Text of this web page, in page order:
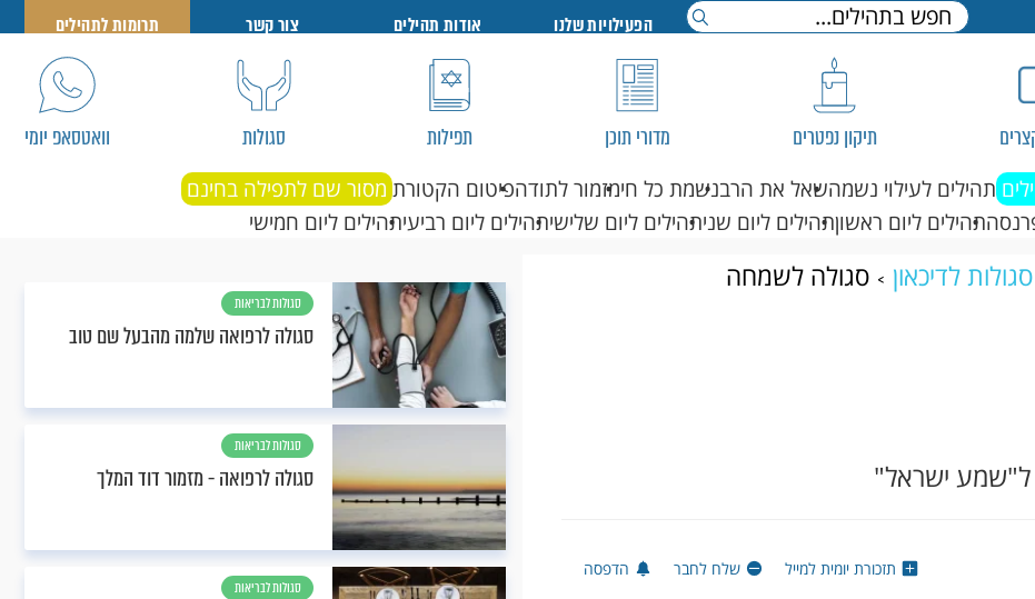
הפעילויות שלנו אודות תהילים צור קשר תרומות לתהילים
תיקון נפטרים מדורי תוכן תפילות סגולות וואטסאפ יומי
תהילים לעילוי נשמהשאל את הרבנשמת כל חימזמור לתודהפיטום הקטורת מסור שם לתפילה בחינם
תהילים ליום ראשוןתהילים ליום שניתהילים ליום שלישיתהילים ליום רביעיתהילים ליום חמישי
סגולות לדיכאון סגולה לשמחה
ל"שמע ישראל"
תזכורת יומית למייל שלח לחבר הדפסה
סגולות לבריאות
סגולה לרפואה שלמה מהבעל שם טוב
סגולות לבריאות
סגולה לרפואה - מזמור דוד המלך
סגולות לבריאות